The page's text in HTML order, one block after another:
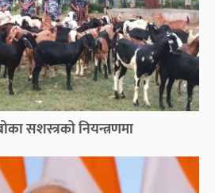
सशस्त्रको नियन्त्रणमा